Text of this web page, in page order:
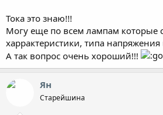
Тока это знаю!!!
Могу еще по всем лампам которые
харрактеристики, типа
А так вопрос очень хороший!!!
Ян
Старейшина